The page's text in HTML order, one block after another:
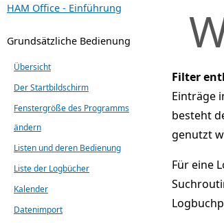
HAM Office - Einführung
Grundsätzliche Bedienung
Übersicht
Der Startbildschirm
Fenstergröße des Programms
ändern
Listen und deren Bedienung
Liste der Logbücher
Kalender
Datenimport
Filter
Einträge
besteht
genutzt
Für eine